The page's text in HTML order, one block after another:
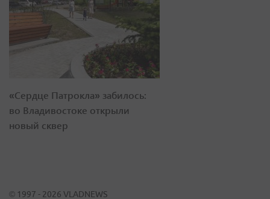
«Сердце Патрокла» забилось:
во Владивостоке открыли
новый сквер
© 1997 - 2026 VLADNEWS